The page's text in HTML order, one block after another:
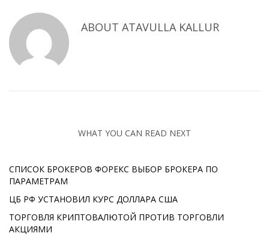
ABOUT ATAVULLA KALLUR
WHAT YOU CAN READ NEXT
СПИСОК БРОКЕРОВ ФОРЕКС ВЫБОР БРОКЕРА ПО
ПАРАМЕТРАМ
ЦБ РФ УСТАНОВИЛ КУРС ДОЛЛАРА США
ТОРГОВЛЯ КРИПТОВАЛЮТОЙ ПРОТИВ ТОРГОВЛИ
АКЦИЯМИ